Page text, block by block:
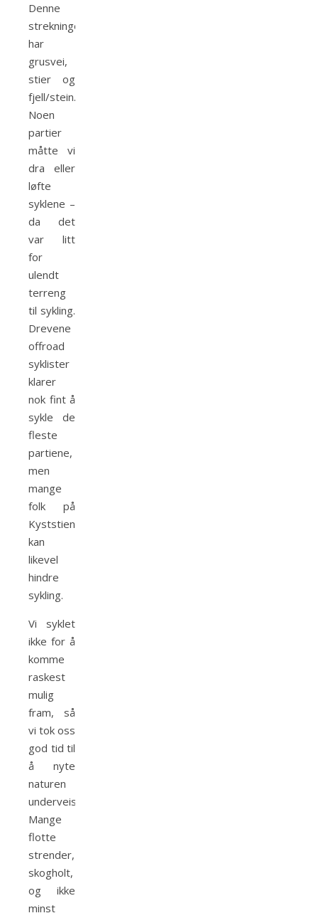
Denne
strekningen
har
grusvei,
stier og
fjell/stein.
Noen
partier
måtte vi
dra eller
løfte
syklene –
da det
var litt
for
ulendt
terreng
til sykling.
Drevene
offroad
syklister
klarer
nok fint å
sykle de
fleste
partiene,
men
mange
folk på
Kyststien
kan
likevel
hindre
sykling.
Vi syklet
ikke for å
komme
raskest
mulig
fram, så
vi tok oss
god tid til
å nyte
naturen
underveis.
Mange
flotte
strender,
skogholt,
og ikke
minst